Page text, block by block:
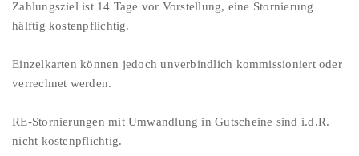
Zahlungsziel ist 14 Tage vor Vorstellung, eine Stornierung
hälftig kostenpflichtig.
Einzelkarten können jedoch unverbindlich kommissioniert oder
verrechnet werden.
RE-Stornierungen mit Umwandlung in Gutscheine sind i.d.R.
nicht kostenpflichtig.